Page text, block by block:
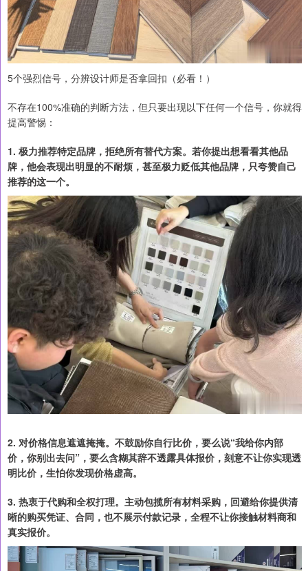
5个强烈信号，分辨设计师是否拿回扣（必看！）
不存在100%准确的判断方法，但只要出现以下任何一个信号，你就得
提高警惕：
1. 极力推荐特定品牌，拒绝所有替代方案。若你提出想看看其他品
牌，他会表现出明显的不耐烦，甚至极力贬低其他品牌，只夸赞自己
推荐的这一个。
2. 对价格信息遮遮掩掩。不鼓励你自行比价，要么说“我给你内部
价，你别出去问”，要么含糊其辞不透露具体报价，刻意不让你实现透
明比价，生怕你发现价格虚高。
3. 热衷于代购和全权打理。主动包揽所有材料采购，回避给你提供清
晰的购买凭证、合同，也不展示付款记录，全程不让你接触材料商和
真实报价。